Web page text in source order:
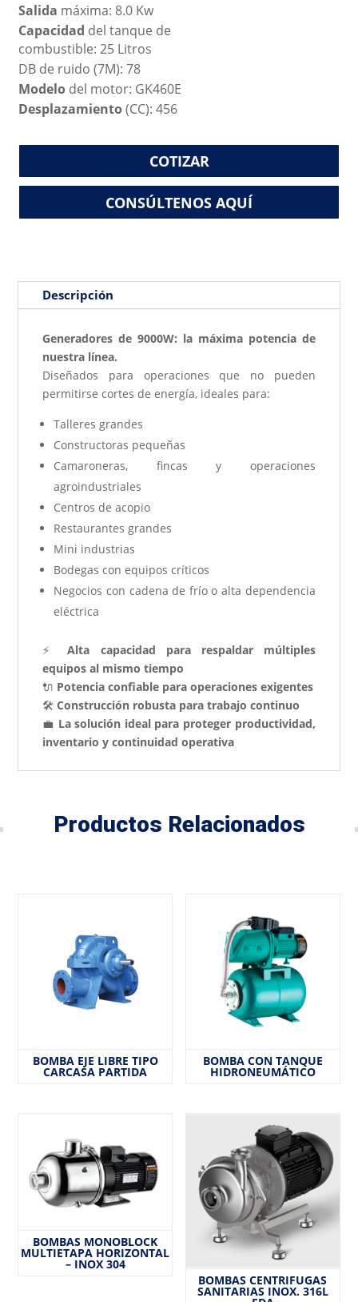
Salida máxima: 8.0 Kw
Capacidad del tanque de
combustible: 25 Litros
DB de ruido (7M): 78
Modelo del motor: GK460E
Desplazamiento(CC): 456
COTIZAR
CONSÚLTENOS AQUÍ
Descripción
Generadores de 9000W: la máxima potencia de
nuestra línea.
Diseñados para operaciones que no pueden
permitirse cortes de energía, ideales para:
Talleres grandes
Constructoras pequeñas
Camaroneras, fincas y operaciones
agroindustriales
Centros de acopio
Restaurantes grandes
Mini industrias
Bodegas con equipos críticos
Negocios con cadena de frío o alta dependencia
eléctrica
⚡Alta capacidad para respaldar múltiples
equipos al mismo tiempo
🔌 Potencia confiable para operaciones exigentes
🛠️Construcción robusta para trabajo continuo
💼 La solución ideal para proteger productividad,
inventario y continuidad operativa
Productos Relacionados
BOMBA EJE LIBRE TIPO
CARCASA PARTIDA
BOMBA CON TANQUE
HIDRONEUMÁTICO
BOMBAS MONOBLOCK
MULTIETAPA HORIZONTAL
– INOX 304
BOMBAS CENTRIFUGAS
SANITARIAS INOX. 316L